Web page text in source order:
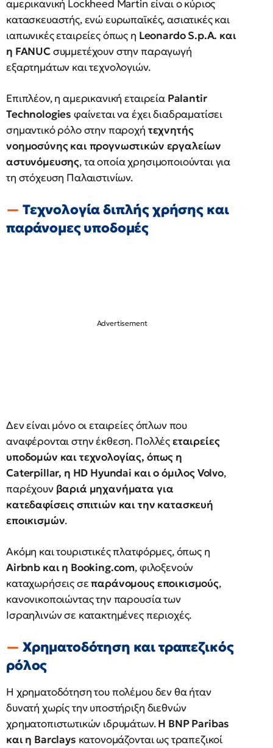
αμερικανική Lockheed Martin είναι ο κύριος
κατασκευαστής, ενώ ευρωπαϊκές, ασιατικές και
ιαπωνικές εταιρείες όπως η Leonardo S.p.A. και
η FANUCσυμμετέχουν στην παραγωγή
εξαρτημάτων και τεχνολογιών.
Επιπλέον, η αμερικανική εταιρεία Palantir
Technologies φαίνεται να έχει διαδραματίσει
σημαντικό ρόλο στην παροχή τεχνητής
νοημοσύνης και προγνωστικών εργαλείων
αστυνόμευσης, τα οποία χρησιμοποιούνται για
τη στόχευση Παλαιστινίων.
Τεχνολογία διπλής χρήσης και
παράνομες υποδομές
Δεν είναι μόνο οι εταιρείες όπλων που
αναφέρονται στην έκθεση. Πολλέςεταιρείες
υποδομών και τεχνολογίας, όπως η
Caterpillar, η HD Hyundai και ο όμιλος Volvo,
παρέχουν βαριά μηχανήματα για
κατεδαφίσεις σπιτιών και την κατασκευή
εποικισμών.
Ακόμη και τουριστικές πλατφόρμες, όπως η
Airbnb και η Booking.com, φιλοξενούν
καταχωρήσεις σεπαράνομους εποικισμούς,
κανονικοποιώντας την παρουσία των
Ισραηλινών σε κατακτημένες περιοχές.
Χρηματοδότηση και τραπεζικός
ρόλος
Η χρηματοδότηση του πολέμου δεν θα ήταν
δυνατή χωρίς την υποστήριξη διεθνών
χρηματοπιστωτικών ιδρυμάτων.Η BNP Paribas
και η Barclays κατονομάζονται ως τραπεζικοί